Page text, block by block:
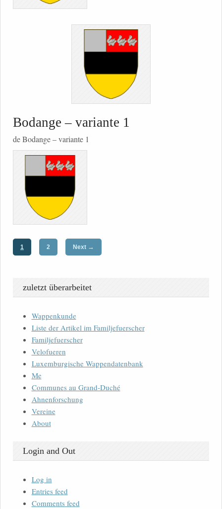
Bodange – variante 1
de Bodange – variante 1
1 2 Next →
zuletzt überarbeitet
Wappenkunde
Liste der Artikel im Familjefuerscher
Familjefuerscher
Velofueren
Luxemburgische Wappendatenbank
Me
Communes au Grand-Duché
Ahnenforschung
Vereine
About
Login and Out
Log in
Entries feed
Comments feed